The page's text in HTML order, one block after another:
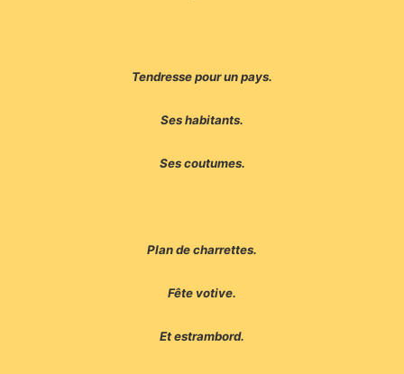
Tendresse pour un pays.
Ses habitants.
Ses coutumes.
Plan de charrettes.
Fête votive.
Et estrambord.